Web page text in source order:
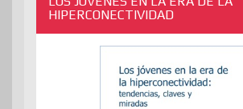
HIPERCONECTIVIDAD